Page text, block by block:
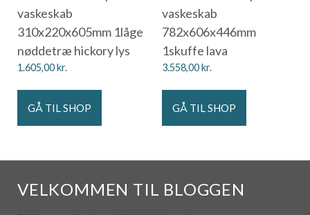
vaskeskab
310x220x605mm 1låge
nøddetræ hickory lys
1.605,00kr.
GÅ TIL SHOP
vaskeskab
782x606x446mm
1skuffe lava
3.558,00kr.
GÅ TIL SHOP
VELKOMMEN TIL BLOGGEN